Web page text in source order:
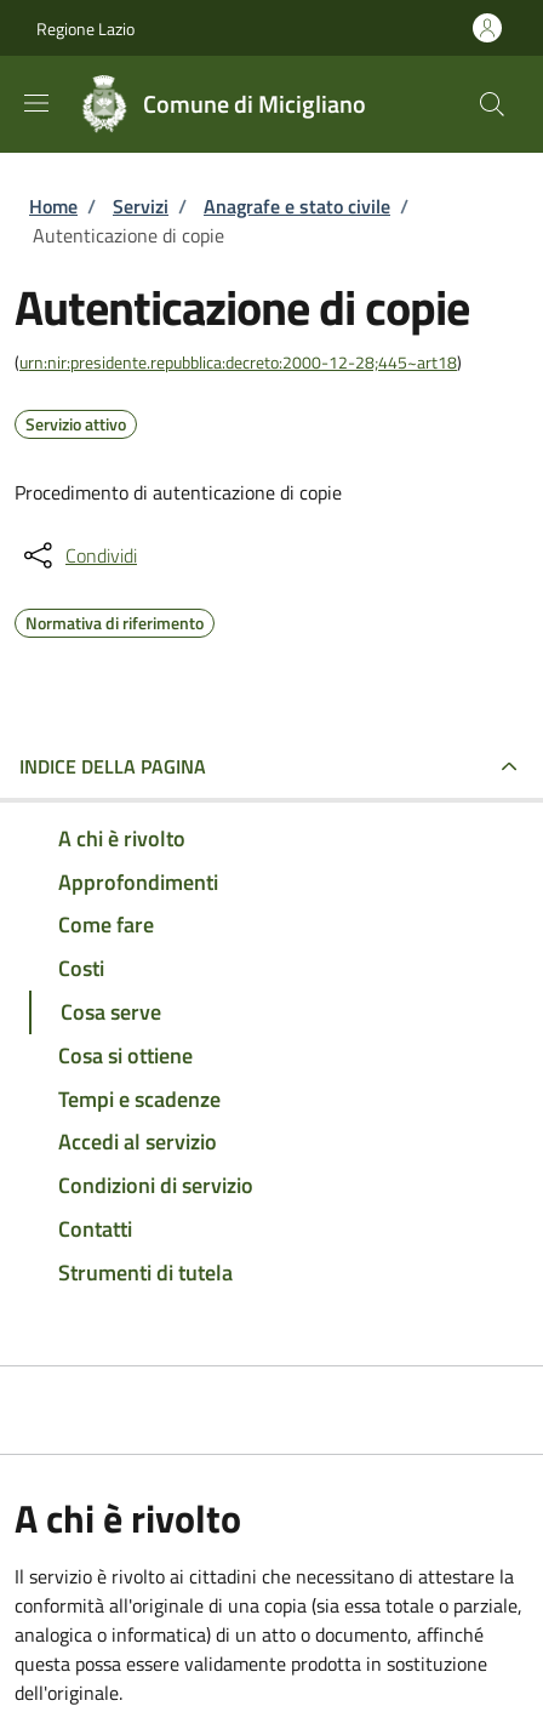
Regione Lazio
Comune di Micigliano
Briciole di pane
Home / Servizi / Anagrafe e stato civile /
Autenticazione di copie
Autenticazione di copie
(urn:nir:presidente.repubblica:decreto:2000-12-28;445~art18)
Servizio attivo
Procedimento di autenticazione di copie
Condividi
Normativa di riferimento
INDICE DELLA PAGINA
A chi è rivolto
Approfondimenti
Come fare
Costi
Cosa serve
Cosa si ottiene
Tempi e scadenze
Accedi al servizio
Condizioni di servizio
Contatti
Strumenti di tutela
A chi è rivolto
Il servizio è rivolto ai cittadini che necessitano di attestare la
conformità all'originale di una copia (sia essa totale o parziale,
analogica o informatica) di un atto o documento, affinché
questa possa essere validamente prodotta in sostituzione
dell'originale.